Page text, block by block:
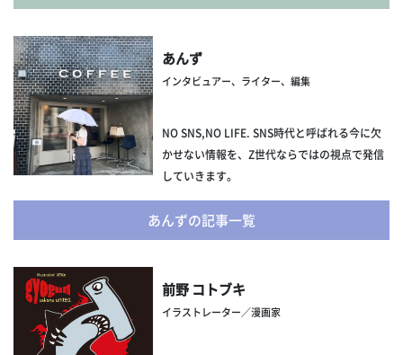
あんず
インタビュアー、ライター、編集
NO SNS,NO LIFE. SNS時代と呼ばれる今に欠
かせない情報を、Z世代ならではの視点で発信
していきます。
あんずの記事一覧
前野 コトブキ
イラストレーター／漫画家